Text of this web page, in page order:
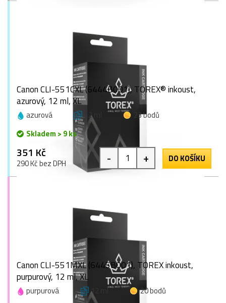
Canon CLI-551CXL (6444B001), TOREX® inkoust,
azurový, 12 ml, XL
azurová 12 ml
23 bodů
Skladem > 9 ks
351 Kč
290 Kč bez DPH - + DO KOŠÍKU
Canon CLI-551MXL (6445B001), TOREX inkoust,
purpurový, 12 ml, XL
purpurová 12 ml
20 bodů